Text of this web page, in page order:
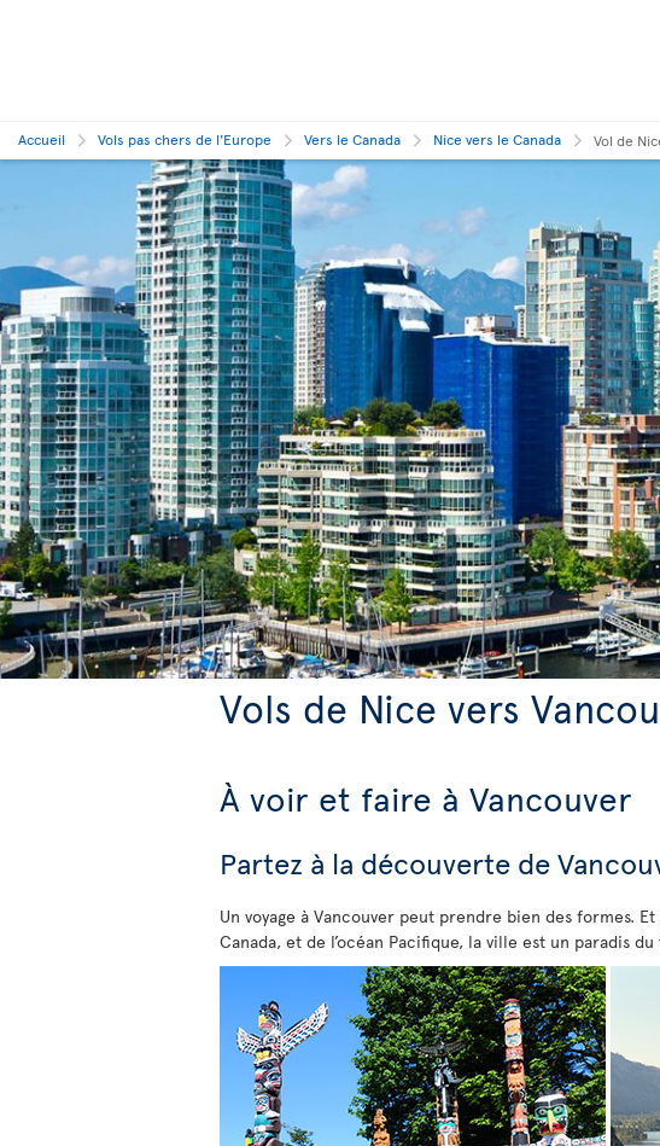
Accueil Vols pas chers de l'Europe Vers le Canada Nice vers le Canada Vol de
Vols de Nice vers
À voir et faire à Vancouver
Partez à la découverte de
Un voyage à Vancouver peut prendre bien des formes.
Canada, et de l’océan Pacifique, la ville est un paradis